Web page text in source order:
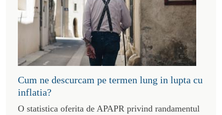
Cum ne descurcam pe termen lung in lupta cu
inflatia?
O statistica oferita de APAPR privind randamentul